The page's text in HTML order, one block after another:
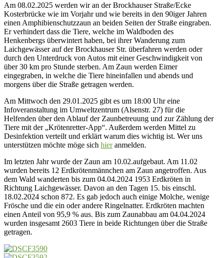
Am 08.02.2025 werden wir an der Brockhauser Straße/Ecke
Kosterbrücke wie im Vorjahr und wie bereits in den 90iger Jahren
einen Amphibienschutzzaun an beiden Seiten der Straße eingraben.
Er verhindert dass die Tiere, welche im Waldboden des
Henkenbergs überwintert haben, bei ihrer Wanderung zum
Laichgewässer auf der Brockhauser Str. überfahren werden oder
durch den Unterdruck von Autos mit einer Geschwindigkeit von
über 30 km pro Stunde sterben. Am Zaun werden Eimer
eingegraben, in welche die Tiere hineinfallen und abends und
morgens über die Straße getragen werden.
Am Mittwoch den 29.01.2025 gibt es um 18:00 Uhr eine
Infoveranstaltung im Umweltzentrum (Alsenstr. 27) für die
Helfenden über den Ablauf der Zaunbetreuung und zur Zählung der
Tiere mit der „Krötenretter-App“. Außerdem werden Mittel zu
Desinfektion verteilt und erklärt warum dies wichtig ist. Wer uns
unterstützen möchte möge sich hieranmelden.
Im letzten Jahr wurde der Zaun am 10.02.aufgebaut. Am 11.02
wurden bereits 12 Erdkrötenmännchen am Zaun angetroffen. Aus
dem Wald wanderten bis zum 04.04.2024 1953 Erdkröten in
Richtung Laichgewässer. Davon an den Tagen 15. bis einschl.
18.02.2024 schon 872. Es gab jedoch auch einige Molche, wenige
Frösche und die ein oder andere Ringelnatter. Erdkröten machten
einen Anteil von 95,9 % aus. Bis zum Zaunabbau am 04.04.2024
wurden insgesamt 2603 Tiere in beide Richtungen über die Straße
getragen.